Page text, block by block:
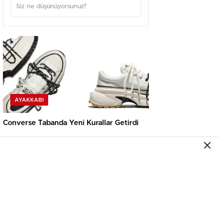
AYAKKABI
Converse Tabanda Yeni Kurallar Getirdi